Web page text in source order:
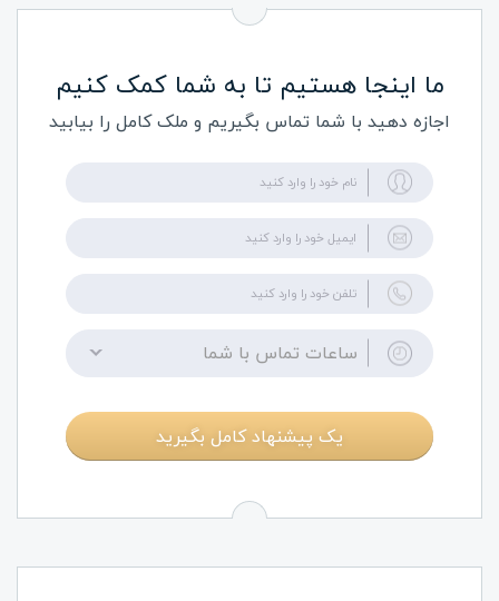
ما اینجا هستیم تا به شما کمک کنیم
اجازه دهید با شما تماس بگیریم و ملک کامل را بیابید
ساعات تماس با شما
یک پیشنهاد کامل بگیرید